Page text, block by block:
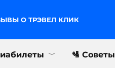
О ТРЭВЕЛ КЛИК
🛂 Советы